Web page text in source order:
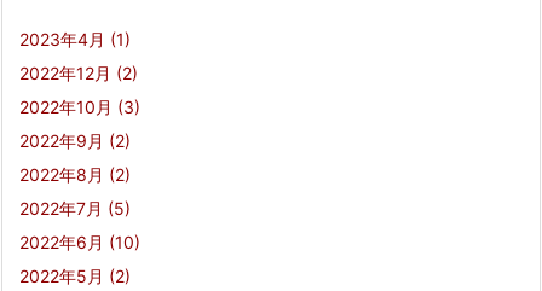
2023年4月 (1)
2022年12月 (2)
2022年10月 (3)
2022年9月 (2)
2022年8月 (2)
2022年7月 (5)
2022年6月 (10)
2022年5月 (2)